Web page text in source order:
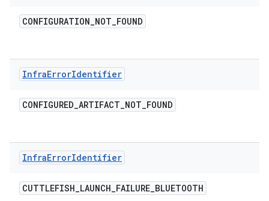
CONFIGURATION_NOT_FOUND
InfraErrorIdentifier
CONFIGURED_ARTIFACT_NOT_FOUND
InfraErrorIdentifier
CUTTLEFISH_LAUNCH_FAILURE_BLUETOOTH